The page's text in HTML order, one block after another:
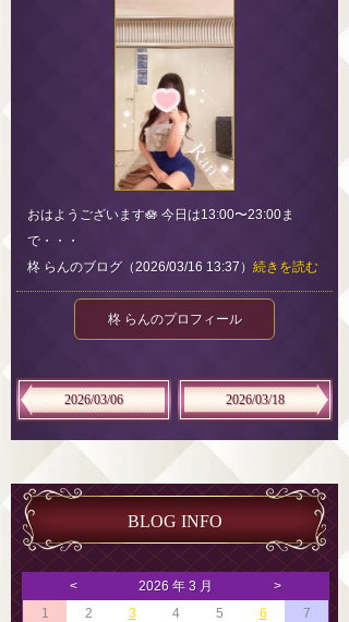
おはようございます🪷 今日は13:00〜23:00ま
で・・・
柊 らんのブログ（2026/03/16 13:37） 続きを読む
柊 らんのプロフィール
2026/03/06 2026/03/18
BLOG INFO
< 2026 年 3 月
>
1
2 3 4 5 6
7